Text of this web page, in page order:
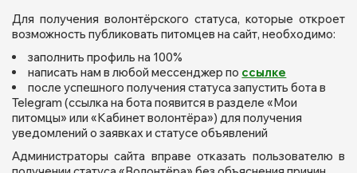
Для получения волонтёрского статуса, которые откроет
возможность публиковать питомцев на сайт, необходимо:
заполнить профиль на 100%
написать нам в любой мессенджер по ссылке
после успешного получения статуса запустить бота в
Telegram (ссылка на бота появится в разделе «Мои
питомцы» или «Кабинет волонтёра») для получения
уведомлений о заявках и статусе объявлений
Администраторы сайта вправе отказать пользователю в